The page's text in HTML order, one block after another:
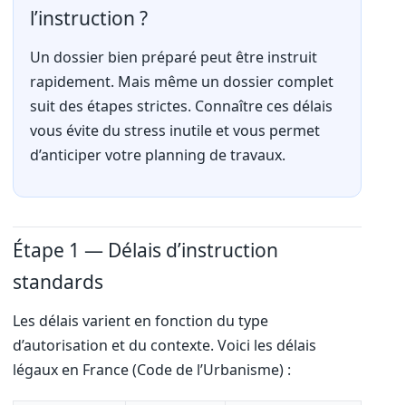
l’instruction ?
Un dossier bien préparé peut être instruit
rapidement. Mais même un dossier complet
suit des étapes strictes. Connaître ces délais
vous évite du stress inutile et vous permet
d’anticiper votre planning de travaux.
Étape 1 — Délais d’instruction
standards
Les délais varient en fonction du type
d’autorisation et du contexte. Voici les délais
légaux en France (Code de l’Urbanisme) :